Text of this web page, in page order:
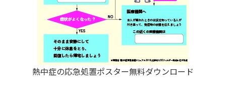
熱中症の応急処置ポスター無料ダウンロード